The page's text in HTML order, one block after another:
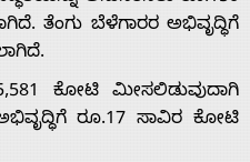
ತೆಂಗು ಬೆಳೆಗಾರರ ಅಭಿವೃದ್ಧಿಗೆ
ಕೋಟಿ ಮೀಸಲಿಡುವುದಾಗಿ
ರೂ.17 ಸಾವಿರ ಕೋಟಿ